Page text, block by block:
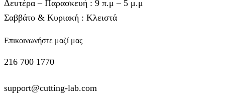
Δευτέρα – Παρασκευή : 9 π.μ – 5 μ.μ
Σαββάτο & Κυριακή : Κλειστά
Επικοινωνήστε μαζί μας
216 700 1770
support@cutting-lab.com